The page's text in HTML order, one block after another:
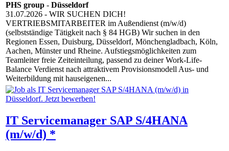
PHS group - Düsseldorf
31.07.2026 - WIR SUCHEN DICH!
VERTRIEBSMITARBEITER im Außendienst (m/w/d)
(selbstständige Tätigkeit nach § 84 HGB) Wir suchen in den
Regionen Essen, Duisburg, Düsseldorf, Mönchengladbach, Köln,
Aachen, Münster und Rheine. Aufstiegsmöglichkeiten zum
Teamleiter freie Zeiteinteilung, passend zu deiner Work-Life-
Balance Verdienst nach attraktivem Provisionsmodell Aus- und
Weiterbildung mit hauseigenen...
IT Servicemanager SAP S/4HANA
(m/w/d) *